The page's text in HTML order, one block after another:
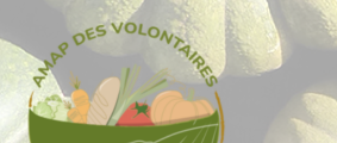
au
contenu